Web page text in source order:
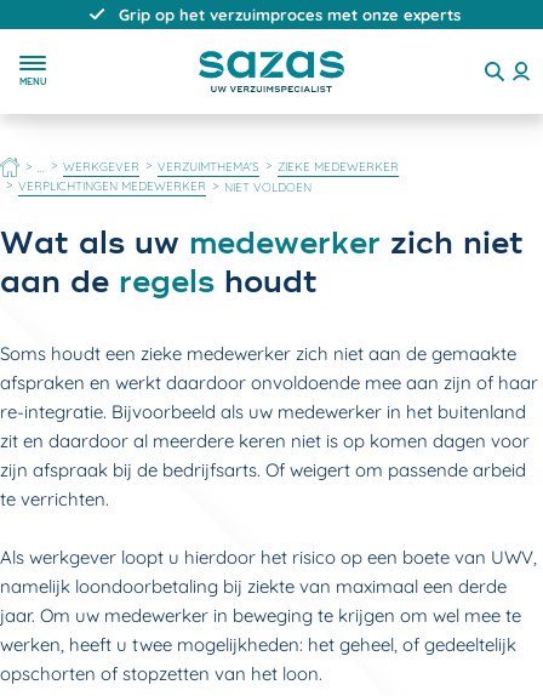
Grip op het verzuimproces met onze experts
MENU
HOME WERKGEVER VERZUIMTHEMA'S
ZIEKE MEDEWERKER
VERPLICHTINGEN MEDEWERKER
NIET VOLDOEN
Wat als uw medewerker zich niet
aan de regels houdt
Soms houdt een zieke medewerker zich niet aan de gemaakte
afspraken en werkt daardoor onvoldoende mee aan zijn of haar
re-integratie. Bijvoorbeeld als uw medewerker in het buitenland
zit en daardoor al meerdere keren niet is op komen dagen voor
zijn afspraak bij de bedrijfsarts. Of weigert om passende arbeid
te verrichten.
Als werkgever loopt u hierdoor het risico op een boete van UWV,
namelijk loondoorbetaling bij ziekte van maximaal een derde
jaar. Om uw medewerker in beweging te krijgen om wel mee te
werken, heeft u twee mogelijkheden: het geheel, of gedeeltelijk
opschorten of stopzetten van het loon.